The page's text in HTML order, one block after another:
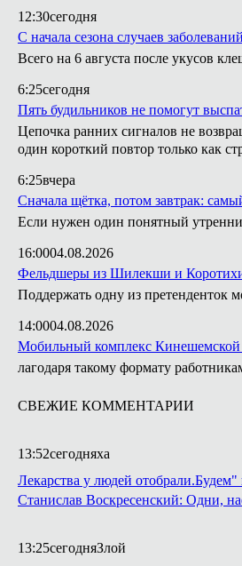
12:30сегодня
С начала сезона случаев
Всего на 6 августа после укусов
6:25сегодня
Пять будильников не помогут
Цепочка ранних сигналов не
один короткий повтор только как
6:25вчера
Сначала щётка, потом завтрак:
Если нужен один понятный
16:0004.08.2026
Фельдшеры из Шилекши и Коротихи
Поддержать одну из претенденток
14:0004.08.2026
Мобильный комплекс Кинешемской
лагодаря такому формату
СВЕЖИЕ КОММЕНТАРИИ
13:52сегодняха
Лекарства у людей отобрали.Будем"
Станислав Воскресенский: Одни,
13:25сегодняЗлой